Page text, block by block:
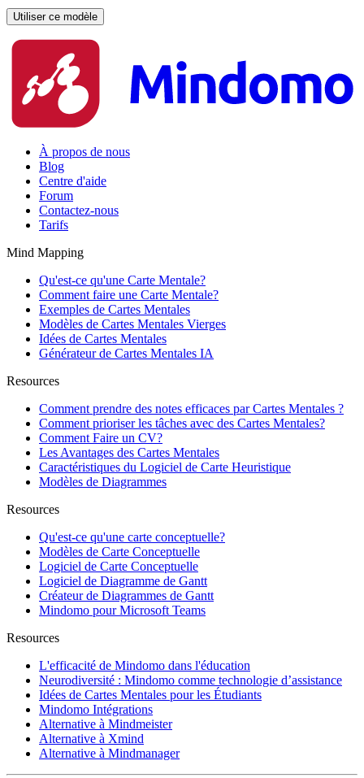
Utiliser ce modèle
À propos de nous
Blog
Centre d'aide
Forum
Contactez-nous
Tarifs
Mind Mapping
Qu'est-ce qu'une Carte Mentale?
Comment faire une Carte Mentale?
Exemples de Cartes Mentales
Modèles de Cartes Mentales Vierges
Idées de Cartes Mentales
Générateur de Cartes Mentales IA
Resources
Comment prendre des notes efficaces par Cartes Mentales ?
Comment prioriser les tâches avec des Cartes Mentales?
Comment Faire un CV?
Les Avantages des Cartes Mentales
Caractéristiques du Logiciel de Carte Heuristique
Modèles de Diagrammes
Resources
Qu'est-ce qu'une carte conceptuelle?
Modèles de Carte Conceptuelle
Logiciel de Carte Conceptuelle
Logiciel de Diagramme de Gantt
Créateur de Diagrammes de Gantt
Mindomo pour Microsoft Teams
Resources
L'efficacité de Mindomo dans l'éducation
Neurodiversité : Mindomo comme technologie d’assistance
Idées de Cartes Mentales pour les Étudiants
Mindomo Intégrations
Alternative à Mindmeister
Alternative à Xmind
Alternative à Mindmanager